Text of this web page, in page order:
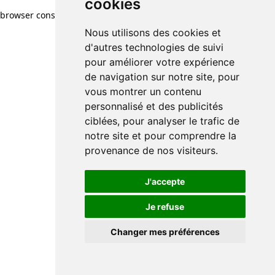
cookies
Nous utilisons des cookies et
d'autres technologies de suivi
pour améliorer votre expérience
de navigation sur notre site, pour
vous montrer un contenu
personnalisé et des publicités
ciblées, pour analyser le trafic de
notre site et pour comprendre la
provenance de nos visiteurs.
J'accepte
Je refuse
Changer mes préférences
browser console for more information)